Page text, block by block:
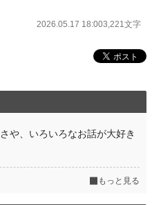
2026.05.17 18:003,221文字
や、いろいろなお話が大好き
もっと見る